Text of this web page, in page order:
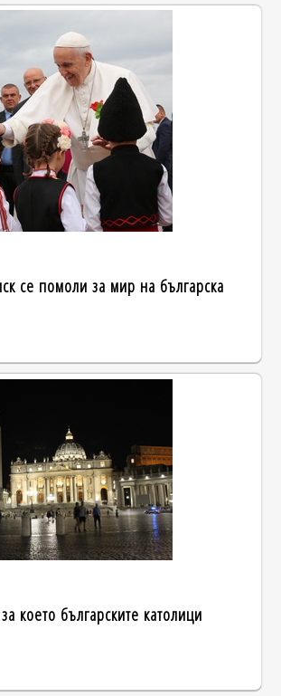
се помоли за мир на българска
което българските католици